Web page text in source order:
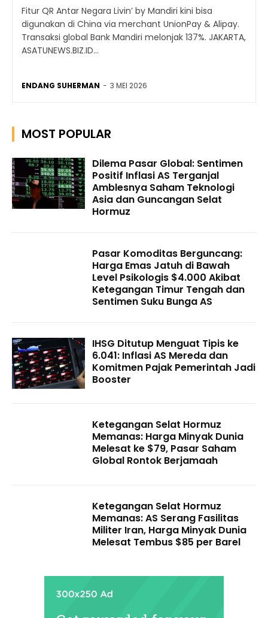
Fitur QR Antar Negara Livin’ by Mandiri kini bisa
digunakan di China via merchant UnionPay & Alipay.
Transaksi global Bank Mandiri melonjak 137%. JAKARTA,
ASATUNEWS.BIZ.ID...
ENDANG SUHERMAN - 3 MEI 2026
MOST POPULAR
Dilema Pasar Global: Sentimen
Positif Inflasi AS Terganjal
Amblesnya Saham Teknologi
Asia dan Guncangan Selat
Hormuz
Pasar Komoditas Berguncang:
Harga Emas Jatuh di Bawah
Level Psikologis $4.000 Akibat
Ketegangan Timur Tengah dan
Sentimen Suku Bunga AS
IHSG Ditutup Menguat Tipis ke
6.041: Inflasi AS Mereda dan
Komitmen Pajak Pemerintah Jadi
Booster
Ketegangan Selat Hormuz
Memanas: Harga Minyak Dunia
Melesat ke $79, Pasar Saham
Global Rontok Berjamaah
Ketegangan Selat Hormuz
Memanas: AS Serang Fasilitas
Militer Iran, Harga Minyak Dunia
Melesat Tembus $85 per Barel